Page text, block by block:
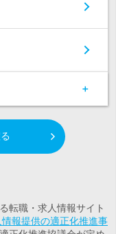
転職・求人情報サイト
報提供の適正化推進事